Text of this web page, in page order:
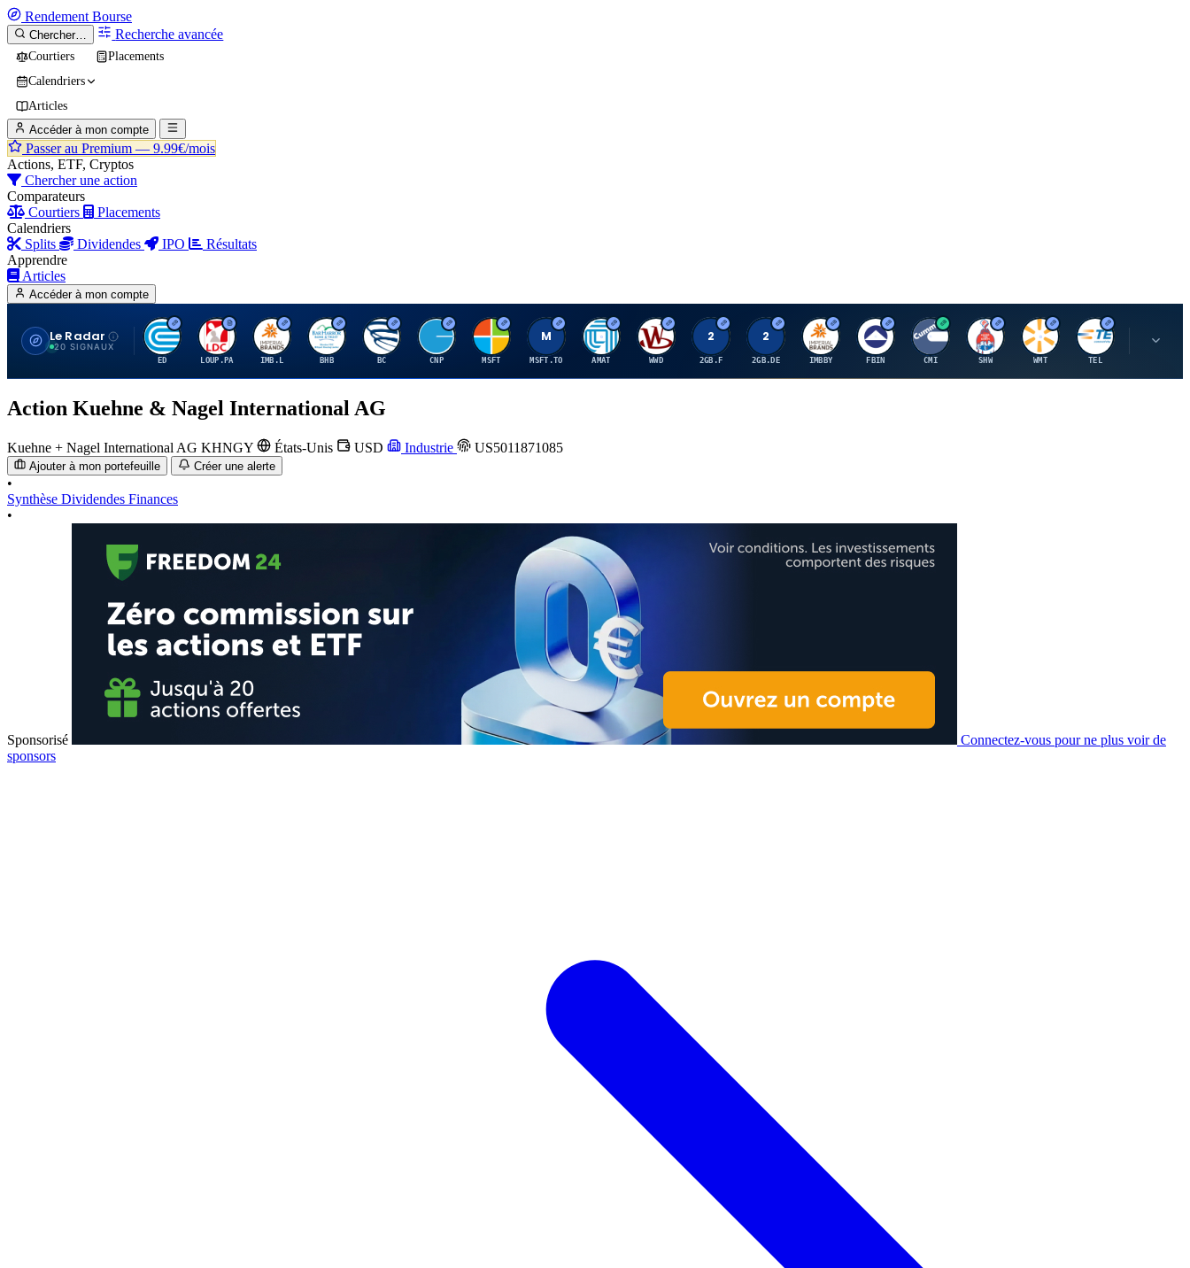
Rendement Bourse
Chercher… Recherche avancée
Courtiers
Placements
Calendriers
Articles
Accéder à mon compte
Passer au Premium — 9.99€/mois
Actions, ETF, Cryptos
Chercher une action
Comparateurs
Courtiers
Placements
Calendriers
Splits
Dividendes IPO
Résultats
Apprendre
Articles
Accéder à mon compte
Le Radar
20 SIGNAUX
C
ED
L
LOUP.PA
I
IMB.L
B
BHB
B
BC
C
CNP
M
MSFT
M
MSFT.TO
A
AMAT
W
WWD
2
2GB.F
2
2GB.DE
I
IMBBY
F
FBIN
C
CMI
S
SHW
W
WMT TEL
M
Action Kuehne & Nagel International AG
Kuehne + Nagel International AG KHNGY États-Unis USD Industrie US5011871085
Ajouter à mon portefeuille Créer une alerte
•
Synthèse Dividendes Finances
•
Sponsorisé
Connectez-vous pour ne plus voir de
sponsors